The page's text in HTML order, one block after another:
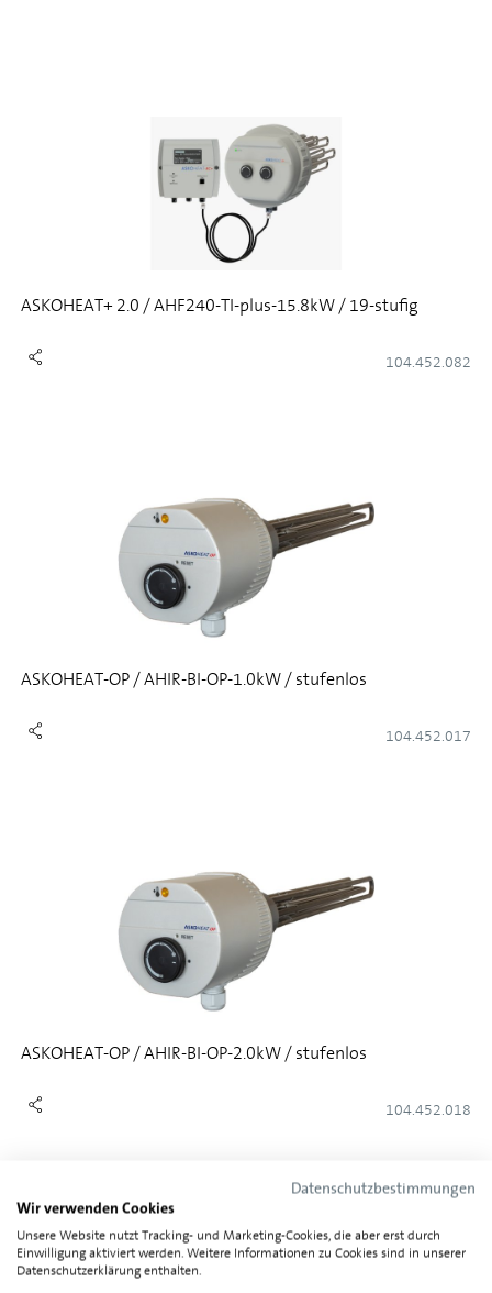
ASKOHEAT+ 2.0 / AHF240-TI-plus-15.8kW / 19-stufig
104.452.082
ASKOHEAT-OP / AHIR-BI-OP-1.0kW / stufenlos
104.452.017
ASKOHEAT-OP / AHIR-BI-OP-2.0kW / stufenlos
104.452.018
Datenschutzbestimmungen
Wir verwenden Cookies
Unsere Website nutzt Tracking- und Marketing-Cookies, die aber erst durch
Einwilligung aktiviert werden. Weitere Informationen zu Cookies sind in unserer
Datenschutzerklärung enthalten.